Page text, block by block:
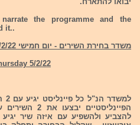
the programme and the
it..
משדר בחירת השירים - יום חמישי 3/2/22
5/2/22
להצביע ולהשפיע עם איזה שיר